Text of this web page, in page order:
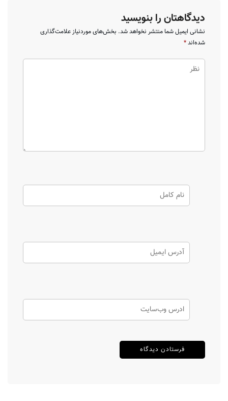
دیدگاهتان را بنویسید
نشانی ایمیل شما منتشر نخواهد شد. بخش‌های موردنیاز علامت‌گذاری
شده‌اند*